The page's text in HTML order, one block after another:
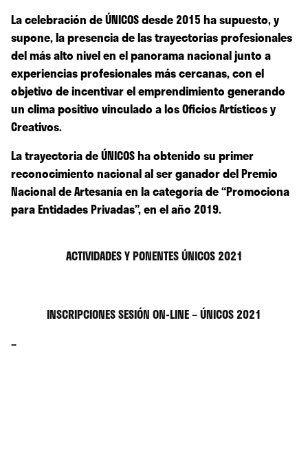
La celebración de ÚNICOS desde 2015 ha supuesto, y
supone, la presencia de las trayectorias profesionales
del más alto nivel en el panorama nacional junto a
experiencias profesionales más cercanas, con el
objetivo de incentivar el emprendimiento generando
un clima positivo vinculado a los Oficios Artísticos y
Creativos.
La trayectoria de ÚNICOS ha obtenido su primer
reconocimiento nacional al ser ganador del Premio
Nacional de Artesanía en la categoría de “Promociona
para Entidades Privadas”, en el año 2019.
ACTIVIDADES Y PONENTES ÚNICOS 2021
INSCRIPCIONES SESIÓN ON-LINE – ÚNICOS 2021
–